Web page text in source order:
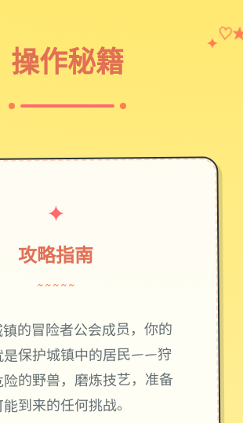
操作秘籍
✦♡
✦
攻略指南
~~~~~
的冒险者公会成员，你的
是保护城镇中的居民——狩
的野兽，磨炼技艺，准备
到来的任何挑战。